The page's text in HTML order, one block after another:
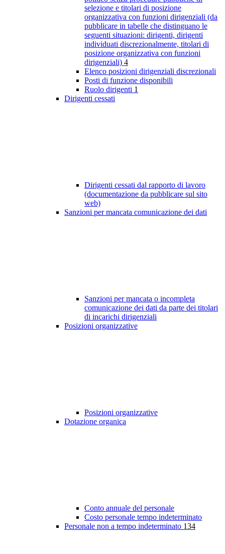
selezione e titolari di posizione
organizzativa con funzioni dirigenziali (da
pubblicare in tabelle che distinguano le
seguenti situazioni: dirigenti, dirigenti
individuati discrezionalmente, titolari di
posizione organizzativa con funzioni
dirigenziali) 4
Elenco posizioni dirigenziali discrezionali
Posti di funzione disponibili
Ruolo dirigenti 1
Dirigenti cessati
Dirigenti cessati dal rapporto di lavoro
(documentazione da pubblicare sul sito
web)
Sanzioni per mancata comunicazione dei dati
Sanzioni per mancata o incompleta
comunicazione dei dati da parte dei titolari
di incarichi dirigenziali
Posizioni organizzative
Posizioni organizzative
Dotazione organica
Conto annuale del personale
Costo personale tempo indeterminato
Personale non a tempo indeterminato 134